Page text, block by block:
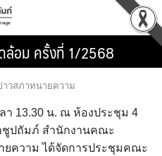
ล้อม ครั้งที่ 1/2568
าวสภาทนายความ
า 13.30 น. ณ ห้องประชุม 4
ชูปถัมภ์ สำนักงานคณะ
ยความ ได้จัดการประชุมคณะ